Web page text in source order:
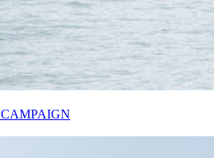
CAMPAIGN